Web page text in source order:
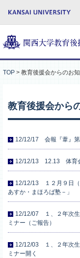
TOP> 教育後援会からのお
教育後援会から
12/12/17 会報『葦』第
12/12/13 12.13 体育会
12/12/13 １２月９日（
あすか・まほろば塾－」
12/12/07 １、２年次生
ミナー（ご報告）
12/12/03 １、２年次生
ミナー開く